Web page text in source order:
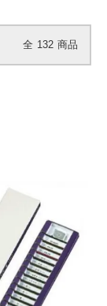
全 132 商品